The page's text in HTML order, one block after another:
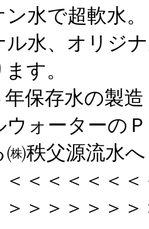
水で超軟水。
ル水、オリジ
す。
年保存水の製
ウォーターの
秩父源流水へ
＜＜＜＜＜＜
＞＞＞＞＞＞